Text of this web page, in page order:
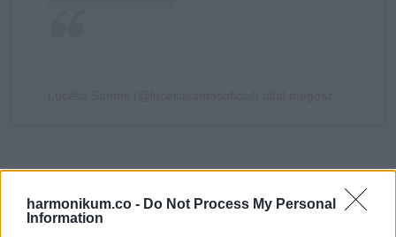
harmonikum.co - Do Not Process My Personal
Information
.